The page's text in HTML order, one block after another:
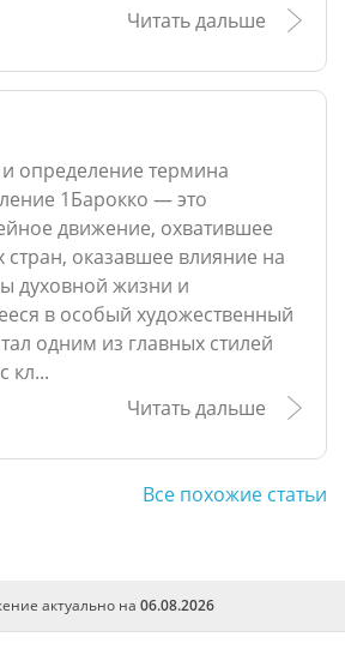
Читать дальше
определение термина
1Барокко — это
движение, охватившее
стран, оказавшее влияние на
духовной жизни и
в особый художественный
одним из главных стилей
кл...
Читать дальше
Все похожие статьи
актуально на 06.08.2026